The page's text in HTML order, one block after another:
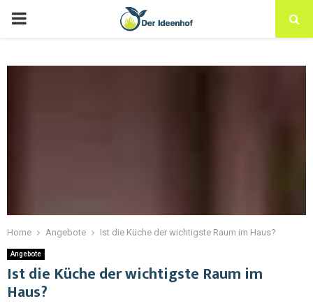
Home Angebote Ist die Küche der wichtigste Raum im Haus?
Angebote
Ist die Küche der wichtigste Raum im
Haus?